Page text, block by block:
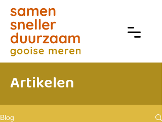
Artikelen
Blog